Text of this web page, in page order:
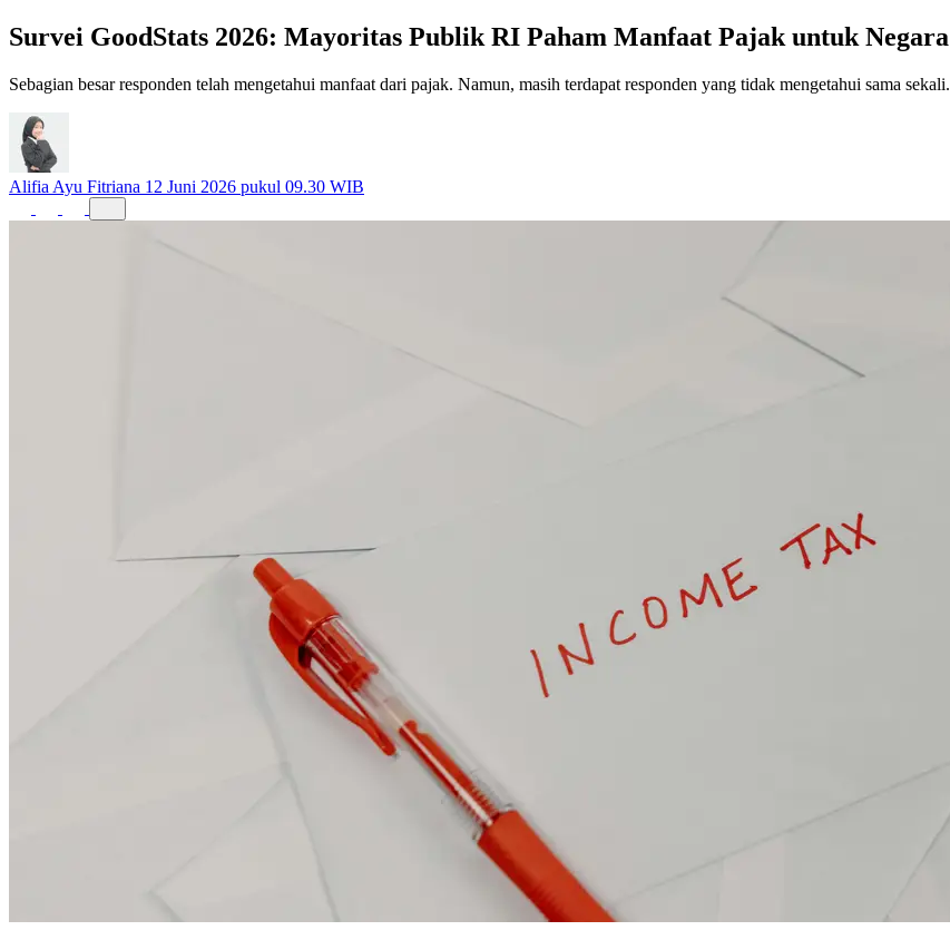
Survei GoodStats 2026: Mayoritas Publik RI Paham Manfaat Pajak untuk Negara
Sebagian besar responden telah mengetahui manfaat dari pajak. Namun, masih terdapat responden yang tidak mengetahui sama sekali.
Alifia Ayu Fitriana 12 Juni 2026 pukul 09.30 WIB